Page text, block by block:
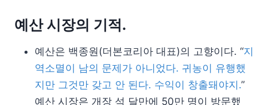
예산 시장의 기적.
예산은 백종원(더본코리아 대표)의 고향이다. “지
역소멸이 남의 문제가 아니었다. 귀농이 유행했
지만 그것만 갖고 안 된다. 수익이 창출돼야지.”
예산 시장은 개장 석 달만에 50만 명이 방문했